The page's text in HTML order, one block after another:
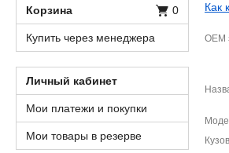
Как
OEM
Кузов
Корзина 0
Купить через менеджера
Личный кабинет
Мои платежи и покупки
Мои товары в резерве